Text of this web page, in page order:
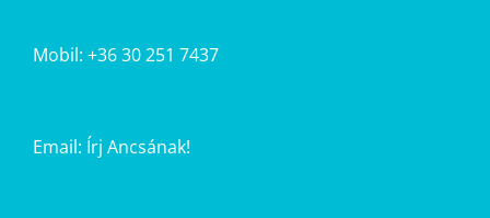
Mobil: +36 30 251 7437
Email: Írj Ancsának!